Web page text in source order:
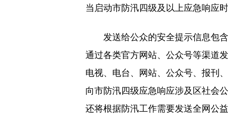
当启动市防汛四级及以上应急响应
发送给公众的安全提示信息包含
通过各类官方网站、公众号等渠道
电视、电台、网站、公众号、报刊
向市防汛四级应急响应涉及区社会
还将根据防汛工作需要发送全网公